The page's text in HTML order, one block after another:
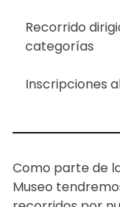
Recorrido
categorías
Inscripciones
Como parte de
Museo